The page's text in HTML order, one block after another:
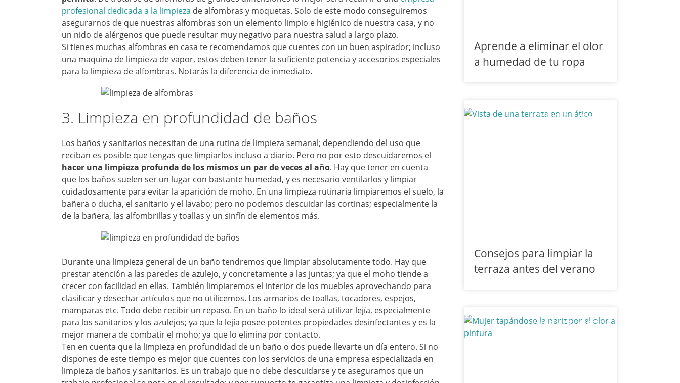
profesional dedicada a la limpieza de alfombras y moquetas. Solo de este modo conseguiremos
asegurarnos de que nuestras alfombras son un elemento limpio e higiénico de nuestra casa, y no
un nido de alérgenos que puede resultar muy negativo para nuestra salud a largo plazo.
Si tienes muchas alfombras en casa te recomendamos que cuentes con un buen aspirador; incluso
una maquina de limpieza de vapor, estos deben tener la suficiente potencia y accesorios especiales
para la limpieza de alfombras. Notarás la diferencia de inmediato.
3. Limpieza en profundidad de baños
Los baños y sanitarios necesitan de una rutina de limpieza semanal; dependiendo del uso que
reciban es posible que tengas que limpiarlos incluso a diario. Pero no por esto descuidaremos el
hacer una limpieza profunda de los mismos un par de veces al año. Hay que tener en cuenta
que los baños suelen ser un lugar con bastante humedad, y es necesario ventilarlos y limpiar
cuidadosamente para evitar la aparición de moho. En una limpieza rutinaria limpiaremos el suelo, la
bañera o ducha, el sanitario y el lavabo; pero no podemos descuidar las cortinas; especialmente la
de la bañera, las alfombrillas y toallas y un sinfín de elementos más.
Durante una limpieza general de un baño tendremos que limpiar absolutamente todo. Hay que
prestar atención a las paredes de azulejo, y concretamente a las juntas; ya que el moho tiende a
crecer con facilidad en ellas. También limpiaremos el interior de los muebles aprovechando para
clasificar y desechar artículos que no utilicemos. Los armarios de toallas, tocadores, espejos,
mamparas etc. Todo debe recibir un repaso. En un baño lo ideal será utilizar lejía, especialmente
para los sanitarios y los azulejos; ya que la lejía posee potentes propiedades desinfectantes y es la
mejor manera de combatir el moho; ya que lo elimina por contacto.
Ten en cuenta que la limpieza en profundidad de un baño o dos puede llevarte un día entero. Si no
dispones de este tiempo es mejor que cuentes con los servicios de una empresa especializada en
limpieza de baños y sanitarios. Es un trabajo que no debe descuidarse y te aseguramos que un
Aprende a eliminar el olor
a humedad de tu ropa
CONSEJOS DE LIMPIEZA
Consejos para limpiar la
terraza antes del verano
CONSEJOS DE LIMPIEZA